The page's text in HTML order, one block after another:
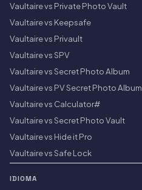
Vaultaire vs Private Photo Vault
Vaultaire vs Keepsafe
Vaultaire vs Privault
Vaultaire vs SPV
Vaultaire vs Secret Photo Album
Vaultaire vs PV Secret Photo Album
Vaultaire vs Calculator#
Vaultaire vs Secret Photo Vault
Vaultaire vs Hide it Pro
Vaultaire vs Safe Lock
IDIOMA